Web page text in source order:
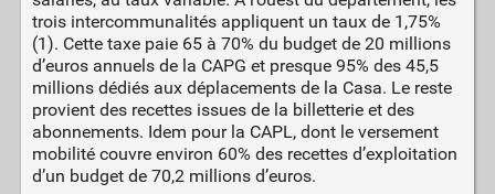
trois intercommunalités appliquent un taux de 1,75%
(1). Cette taxe paie 65 à 70% du budget de 20 millions
d’euros annuels de la CAPG et presque 95% des 45,5
millions dédiés aux déplacements de la Casa. Le reste
provient des recettes issues de la billetterie et des
abonnements. Idem pour la CAPL, dont le versement
mobilité couvre environ 60% des recettes d’exploitation
d’un budget de 70,2 millions d’euros.